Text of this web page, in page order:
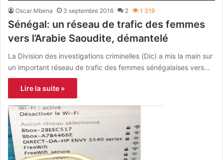
Oscar Mbena 3 septembre 2016 2 1 319
Sénégal: un réseau de trafic des femmes
vers l’Arabie Saoudite, démantelé
La Division des investigations criminelles (Dic) a mis la main sur
un important réseau de trafic des femmes sénégalaises vers…
Lire la suite »